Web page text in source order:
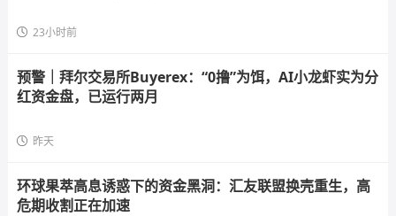
23小时前
预警｜拜尔交易所Buyerex：“0撸”为饵，AI小龙虾实为分
红资金盘，已运行两月
昨天
环球果萃高息诱惑下的资金黑洞：汇友联盟换壳重生，高
危期收割正在加速